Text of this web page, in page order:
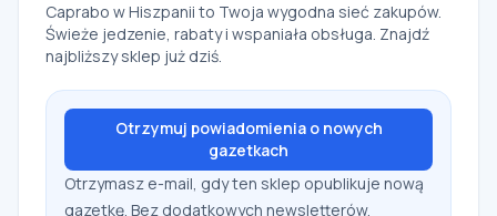
Caprabo w Hiszpanii to Twoja wygodna sieć zakupów.
Świeże jedzenie, rabaty i wspaniała obsługa. Znajdź
najbliższy sklep już dziś.
Otrzymuj powiadomienia o nowych
gazetkach
Otrzymasz e-mail, gdy ten sklep opublikuje nową
gazetkę. Bez dodatkowych newsletterów.